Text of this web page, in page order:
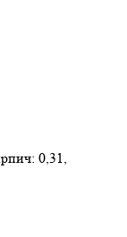
0,31,